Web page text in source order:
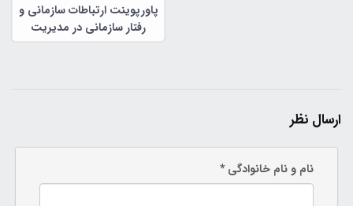
پاورپوینت ارتباطات سازمانی و
رفتار سازمانی در مدیریت
سازمانی
ارسال نظر
نام و نام خانوادگی *